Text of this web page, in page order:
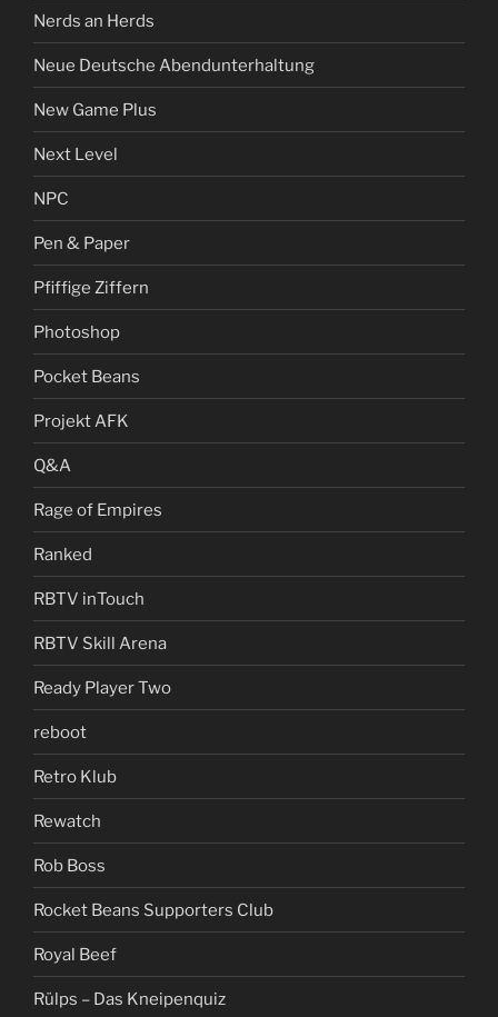
Nerds an Herds
Neue Deutsche Abendunterhaltung
New Game Plus
Next Level
NPC
Pen & Paper
Pfiffige Ziffern
Photoshop
Pocket Beans
Projekt AFK
Q&A
Rage of Empires
Ranked
RBTV inTouch
RBTV Skill Arena
Ready Player Two
reboot
Retro Klub
Rewatch
Rob Boss
Rocket Beans Supporters Club
Royal Beef
Rülps – Das Kneipenquiz